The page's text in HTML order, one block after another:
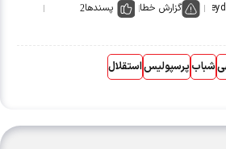
گزارش خطا پسندها2
شبابپرسپولیساستقلال